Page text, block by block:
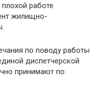
работе
жилищно-
по поводу работы
диспетчерской
принимают по